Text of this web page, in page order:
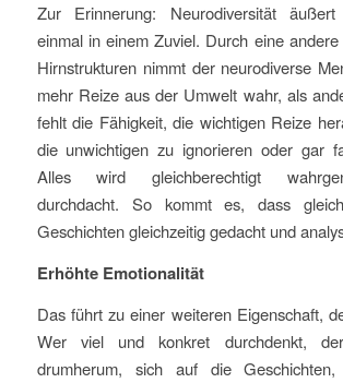
Zur Erinnerung: Neurodiversität
einmal in einem Zuviel. Durch eine
Hirnstrukturen nimmt der neurodiverse
mehr Reize aus der Umwelt wahr, als
fehlt die Fähigkeit, die wichtigen Reize
die unwichtigen zu ignorieren oder gar
Alles wird gleichberechtigt
durchdacht. So kommt es, dass
Geschichten gleichzeitig gedacht und
Erhöhte Emotionalität
Das führt zu einer weiteren Eigenschaft,
Wer viel und konkret durchdenkt,
drumherum, sich auf die